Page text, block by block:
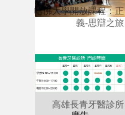
哈佛大學開放課程：正
義-思辯之旅
高雄長青牙醫診所